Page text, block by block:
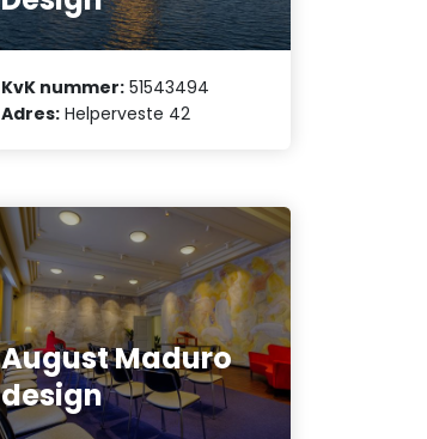
KvK nummer: 51543494
Adres: Helperveste 42
August Maduro
design